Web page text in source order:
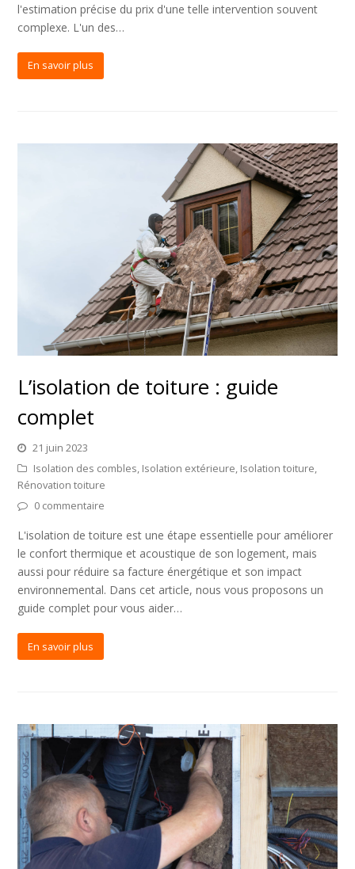
l'estimation précise du prix d'une telle intervention souvent
complexe. L'un des…
En savoir plus
L’isolation de toiture : guide
complet
21 juin 2023
Isolation des combles, Isolation extérieure, Isolation toiture,
Rénovation toiture
0 commentaire
L'isolation de toiture est une étape essentielle pour améliorer
le confort thermique et acoustique de son logement, mais
aussi pour réduire sa facture énergétique et son impact
environnemental. Dans cet article, nous vous proposons un
guide complet pour vous aider…
En savoir plus